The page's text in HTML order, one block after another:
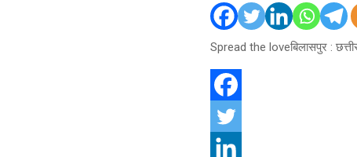
Spread the loveबिलासपुर :